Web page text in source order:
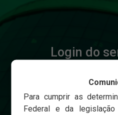
Login do
Para cumprir as
Federal e da